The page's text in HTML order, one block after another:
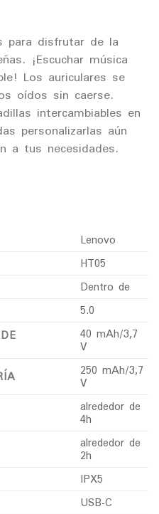
para disfrutar de la
¡Escuchar música
Los auriculares se
oídos sin caerse.
intercambiables en
personalizarlas aún
a tus necesidades.
Lenovo
HT05
Dentro de
5.0
40 mAh/3,7
V
250 mAh/3,7
V
alrededor de
4h
alrededor de
2h
IPX5
USB-C